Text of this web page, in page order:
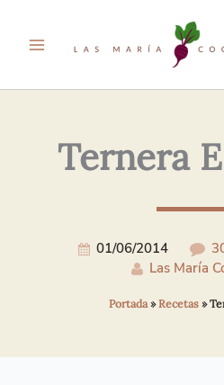
Ternera
01/06/2014
Las María
Portada»Recetas»
Electrónico*